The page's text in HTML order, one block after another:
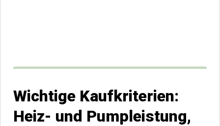
Wichtige Kaufkriterien:
Heiz- und Pumpleistung,